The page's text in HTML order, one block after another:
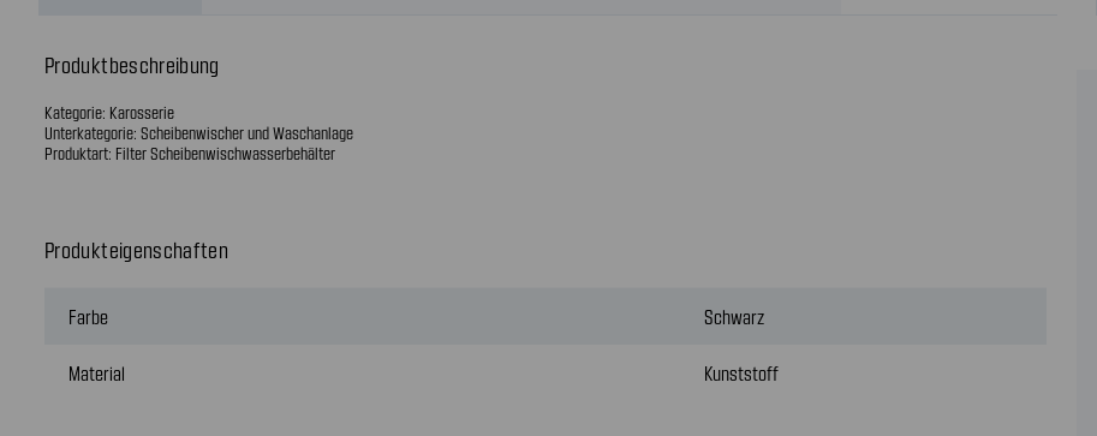
Produktbeschreibung
Kategorie: Karosserie
Unterkategorie: Scheibenwischer und Waschanlage
Produktart: Filter Scheibenwischwasserbehälter
Produkteigenschaften
Farbe Schwarz
Material Kunststoff